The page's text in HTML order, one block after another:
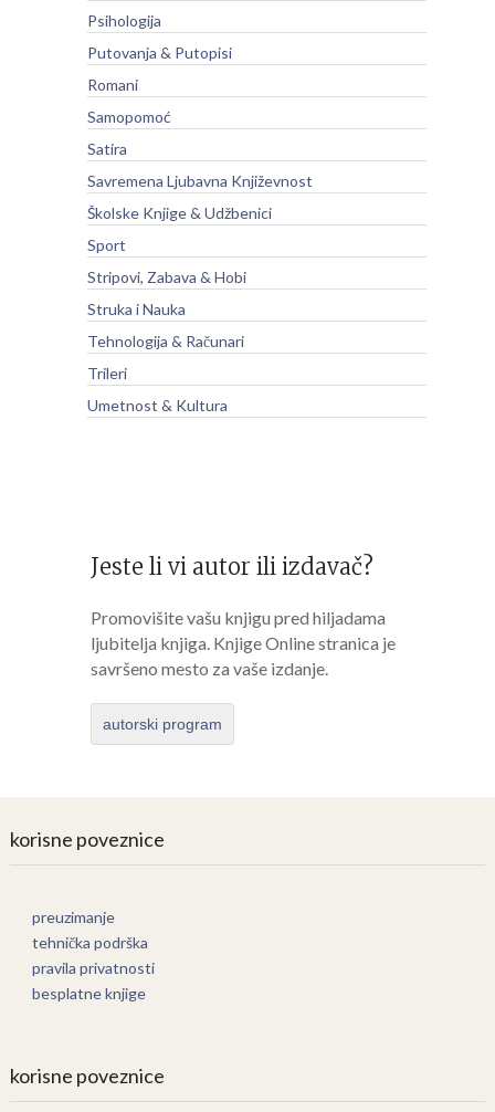
Psihologija
Putovanja & Putopisi
Romani
Samopomoć
Satira
Savremena Ljubavna Književnost
Školske Knjige & Udžbenici
Sport
Stripovi, Zabava & Hobi
Struka i Nauka
Tehnologija & Računari
Trileri
Umetnost & Kultura
Jeste li vi autor ili izdavač?
Promovišite vašu knjigu pred hiljadama
ljubitelja knjiga. Knjige Online stranica je
savršeno mesto za vaše izdanje.
autorski program
korisne poveznice
preuzimanje
tehnička podrška
pravila privatnosti
besplatne knjige
korisne poveznice